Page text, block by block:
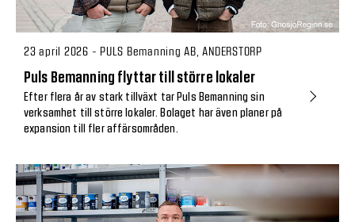
23 april 2026 - PULS Bemanning AB, ANDERSTORP
Puls Bemanning flyttar till större lokaler
Efter flera år av stark tillväxt tar Puls Bemanning sin
verksamhet till större lokaler. Bolaget har även planer på
expansion till fler affärsområden.